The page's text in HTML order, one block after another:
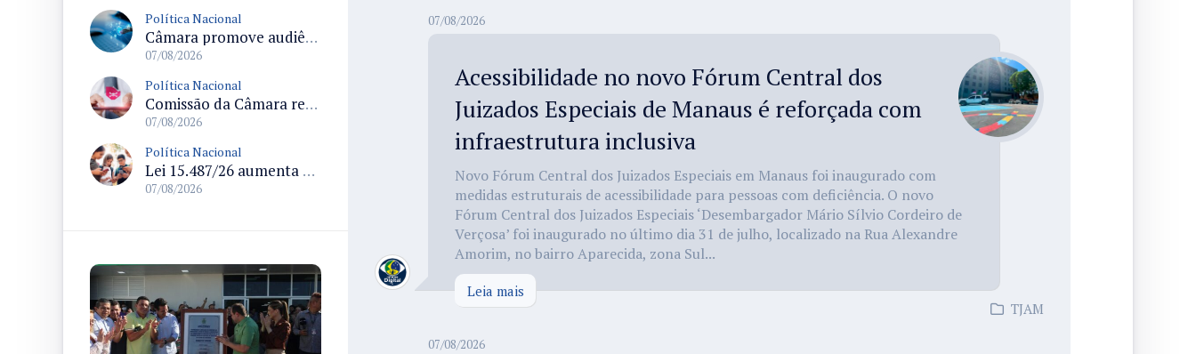
Política Nacional
Câmara promove audiência sobre Marco de Fomento à Economia Digital e impactos da inteligência artificial
07/08/2026
Política Nacional
Comissão da Câmara realiza audiência sobre apostas online para medir o tamanho do mercado ilegal
07/08/2026
Política Nacional
Lei 15.487/26 aumenta penas por violência sexual digital contra crianças e adolescentes e autoriza ronda virtual para investigação
07/08/2026
07/08/2026
Acessibilidade no novo Fórum Central dos
Juizados Especiais de Manaus é reforçada com
infraestrutura inclusiva
Novo Fórum Central dos Juizados Especiais em Manaus foi inaugurado com
medidas estruturais de acessibilidade para pessoas com deficiência. O novo
Fórum Central dos Juizados Especiais ‘Desembargador Mário Sílvio Cordeiro de
Verçosa’ foi inaugurado no último dia 31 de julho, localizado na Rua Alexandre
Amorim, no bairro Aparecida, zona Sul...
Leia mais
TJAM
07/08/2026